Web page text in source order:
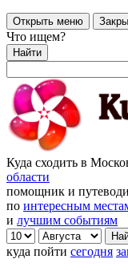
Открыть меню
Что ищем?
Найти
Куда сходить в
области
помощник и
по интересным
и лучшим событиям
куда пойти сегодня